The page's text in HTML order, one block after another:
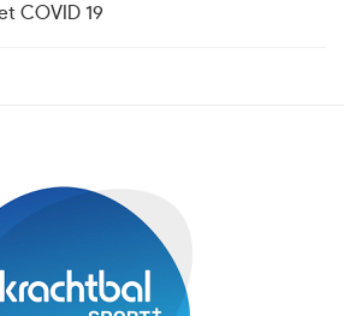
COVID 19